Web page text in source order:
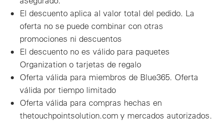
El descuento aplica al valor total del pedido. La
oferta no se puede combinar con otras
promociones ni descuentos
El descuento no es válido para paquetes
Organization o tarjetas de regalo
Oferta válida para miembros de Blue365. Oferta
válida por tiempo limitado
Oferta válida para compras hechas en
thetouchpointsolution.com y mercados autorizados.